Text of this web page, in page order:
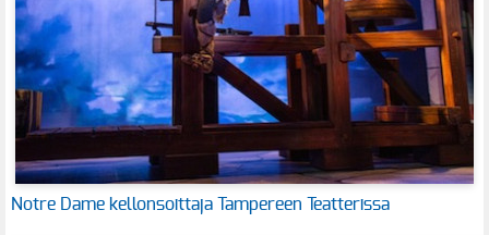
Notre Dame kellonsoittaja Tampereen Teatterissa